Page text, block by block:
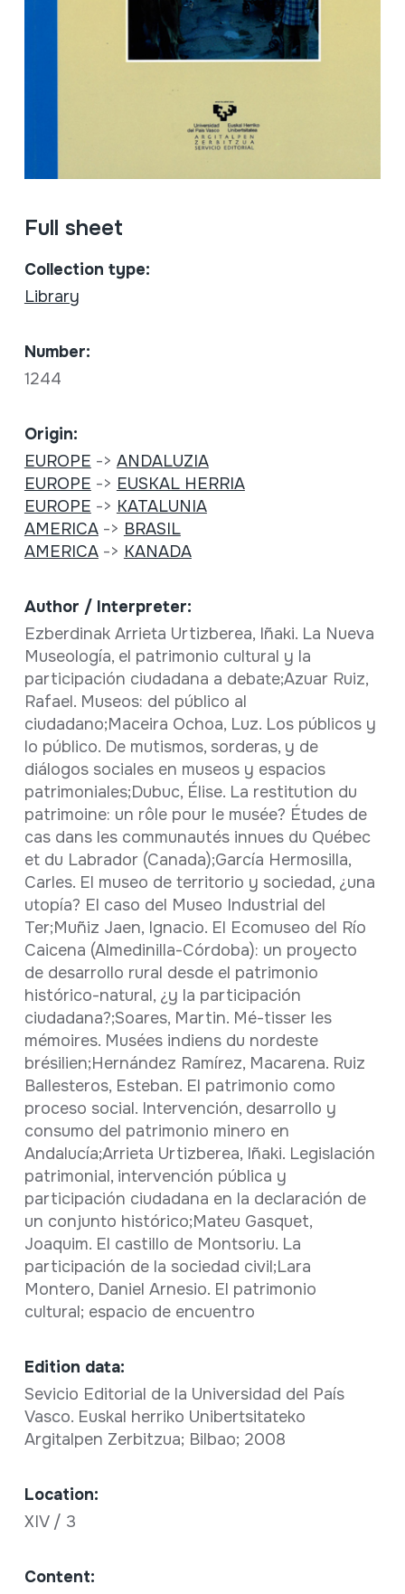
Full sheet
Collection type:
Library
Number:
1244
Origin:
EUROPE -> ANDALUZIA
EUROPE -> EUSKAL HERRIA
EUROPE -> KATALUNIA
AMERICA-> BRASIL
AMERICA-> KANADA
Author / Interpreter:
Ezberdinak Arrieta Urtizberea, Iñaki. La Nueva
Museología, el patrimonio cultural y la
participación ciudadana a debate;Azuar Ruiz,
Rafael. Museos: del público al
ciudadano;Maceira Ochoa, Luz. Los públicos y
lo público. De mutismos, sorderas, y de
diálogos sociales en museos y espacios
patrimoniales;Dubuc, Élise. La restitution du
patrimoine: un rôle pour le musée? Études de
cas dans les communautés innues du Québec
et du Labrador (Canada);García Hermosilla,
Carles. El museo de territorio y sociedad, ¿una
utopía? El caso del Museo Industrial del
Ter;Muñiz Jaen, Ignacio. El Ecomuseo del Río
Caicena (Almedinilla-Córdoba): un proyecto
de desarrollo rural desde el patrimonio
histórico-natural, ¿y la participación
ciudadana?;Soares, Martin. Mé-tisser les
mémoires. Musées indiens du nordeste
brésilien;Hernández Ramírez, Macarena. Ruiz
Ballesteros, Esteban. El patrimonio como
proceso social. Intervención, desarrollo y
consumo del patrimonio minero en
Andalucía;Arrieta Urtizberea, Iñaki. Legislación
patrimonial, intervención pública y
participación ciudadana en la declaración de
un conjunto histórico;Mateu Gasquet,
Joaquim. El castillo de Montsoriu. La
participación de la sociedad civil;Lara
Montero, Daniel Arnesio. El patrimonio
cultural; espacio de encuentro
Edition data:
Sevicio Editorial de la Universidad del País
Vasco. Euskal herriko Unibertsitateko
Argitalpen Zerbitzua; Bilbao; 2008
Location:
XIV / 3
Content: